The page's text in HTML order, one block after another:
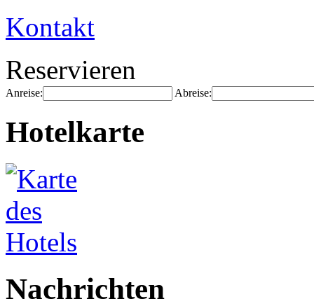
Kontakt
Reservieren
Anreise: Abreise:
Hotelkarte
Nachrichten